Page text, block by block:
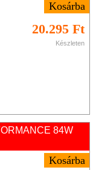
20.295 Ft
Készleten
84W